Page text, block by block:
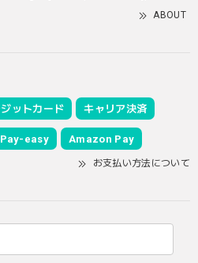
ABOUT
ットカード キャリア決済
Pay-easy Amazon Pay
お支払い方法について